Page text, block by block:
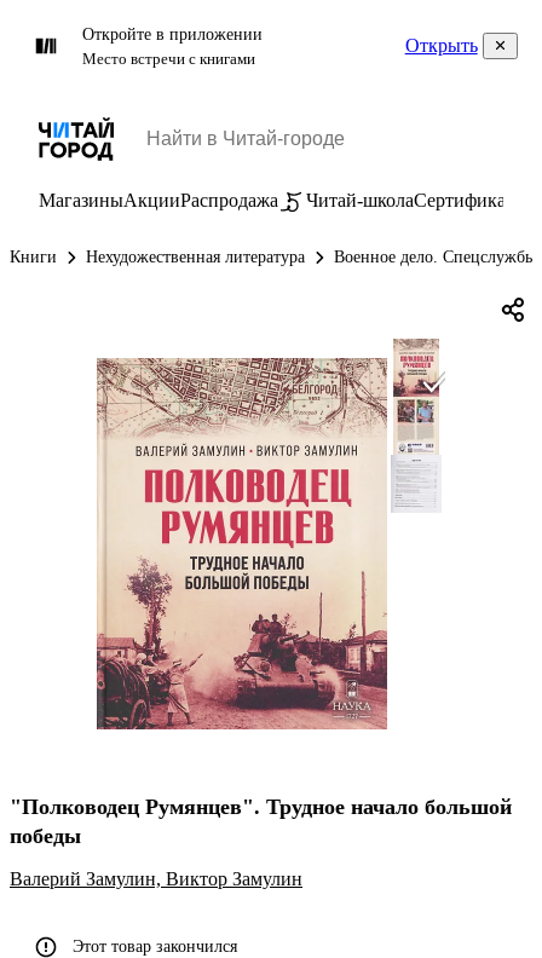
Откройте в приложении
Место встречи с книгами
Открыть
МагазиныАкцииРаспродажа Читай-школаСертификаты
Книги Нехудожественная литература Военное дело. Спецслужбы
"Полководец Румянцев". Трудное начало большой
победы
Валерий Замулин, Виктор Замулин
Этот товар закончился